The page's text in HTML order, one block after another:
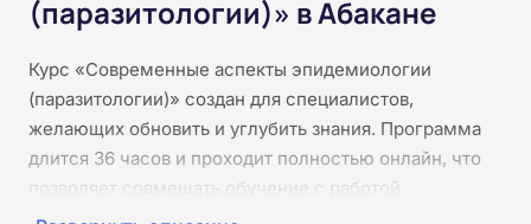
(паразитологии)» в Абакане
Курс «Современные аспекты эпидемиологии
(паразитологии)» создан для специалистов,
желающих обновить и углубить знания. Программа
длится 36 часов и проходит полностью онлайн, что
позволяет совмещать обучение с работой.
Слушатели изучат актуальные вопросы